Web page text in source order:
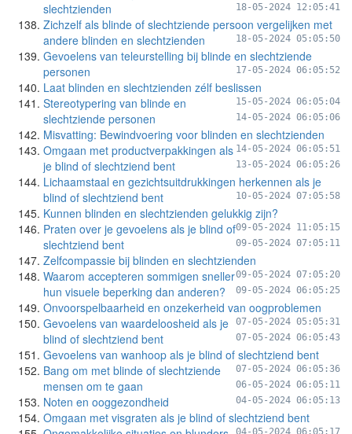
slechtzienden
18-05-2024 12:05:41
Zichzelf als blinde of slechtziende persoon vergelijken met
andere blinden en slechtzienden
18-05-2024 05:05:50
Gevoelens van teleurstelling bij blinde en slechtziende
personen
17-05-2024 06:05:52
Laat blinden en slechtzienden zélf beslissen
15-05-2024 06:05:04
Stereotypering van blinde en
slechtziende personen
14-05-2024 06:05:06
Misvatting: Bewindvoering voor blinden en slechtzienden
14-05-2024 06:05:51
Omgaan met productverpakkingen als
je blind of slechtziend bent
13-05-2024 06:05:26
Lichaamstaal en gezichtsuitdrukkingen herkennen als je
blind of slechtziend bent
10-05-2024 07:05:58
Kunnen blinden en slechtzienden gelukkig zijn?
09-05-2024 11:05:15
Praten over je gevoelens als je blind of
slechtziend bent
09-05-2024 07:05:11
Zelfcompassie bij blinden en slechtzienden
09-05-2024 07:05:20
Waarom accepteren sommigen sneller
hun visuele beperking dan anderen?
09-05-2024 06:05:25
Onvoorspelbaarheid en onzekerheid van oogproblemen
07-05-2024 05:05:31
Gevoelens van waardeloosheid als je
blind of slechtziend bent
07-05-2024 06:05:43
Gevoelens van wanhoop als je blind of slechtziend bent
07-05-2024 06:05:36
Bang om met blinde of slechtziende
mensen om te gaan
06-05-2024 06:05:11
Noten en ooggezondheid 04-05-2024 06:05:13
Omgaan met visgraten als je blind of slechtziend bent
04-05-2024 06:05:17